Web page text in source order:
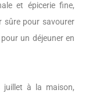
et épicerie fine,
sûre pour savourer
un déjeuner en
juillet à la maison,